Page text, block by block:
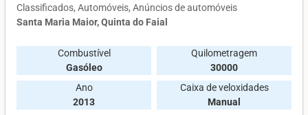
Classificados Automóveis Anúncios de automóveis
Santa Maria Maior, Quinta do Faial
Combustível
Gasóleo
Quilometragem
30000
Ano
2013
Caixa de veloxidades
Manual